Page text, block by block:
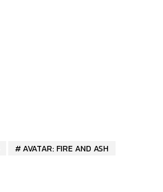
AVATAR: FIRE AND ASH